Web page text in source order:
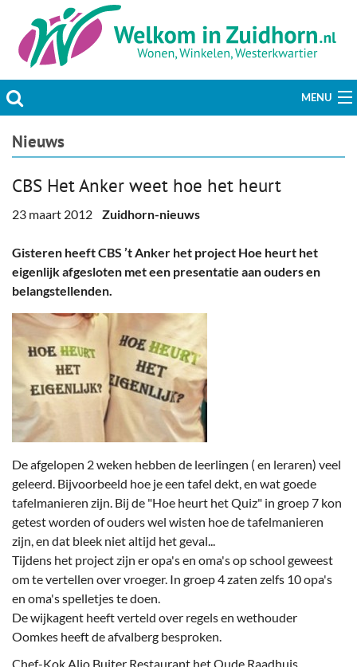
MENU
Actueel
Welzijn & Maatschappij
Bedrijven
Prikbord & Aanbiedingen
Plaats bericht
Nieuws
CBS Het Anker weet hoe het heurt
23 maart 2012 Zuidhorn-nieuws
Gisteren heeft CBS ’t Anker het project Hoe heurt het
eigenlijk afgesloten met een presentatie aan ouders en
belangstellenden.
De afgelopen 2 weken hebben de leerlingen ( en leraren) veel
geleerd. Bijvoorbeeld hoe je een tafel dekt, en wat goede
tafelmanieren zijn. Bij de "Hoe heurt het Quiz" in groep 7 kon
getest worden of ouders wel wisten hoe de tafelmanieren
zijn, en dat bleek niet altijd het geval...
Tijdens het project zijn er opa's en oma's op school geweest
om te vertellen over vroeger. In groep 4 zaten zelfs 10 opa's
en oma's spelletjes te doen.
De wijkagent heeft verteld over regels en wethouder
Oomkes heeft de afvalberg besproken.
Chef-Kok Aljo Buiter Restaurant het Oude Raadhuis